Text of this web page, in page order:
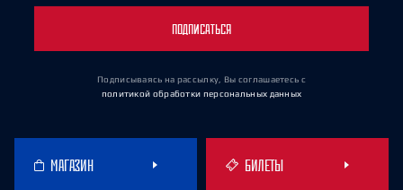
ПОДПИСАТЬСЯ
Подписываясь на рассылку, Вы соглашаетесь с
политикой обработки персональных данных
МАГАЗИН БИЛЕТЫ